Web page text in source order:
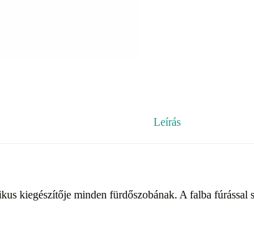
Leírás
kiegészítője minden fürdőszobának. A falba fúrással